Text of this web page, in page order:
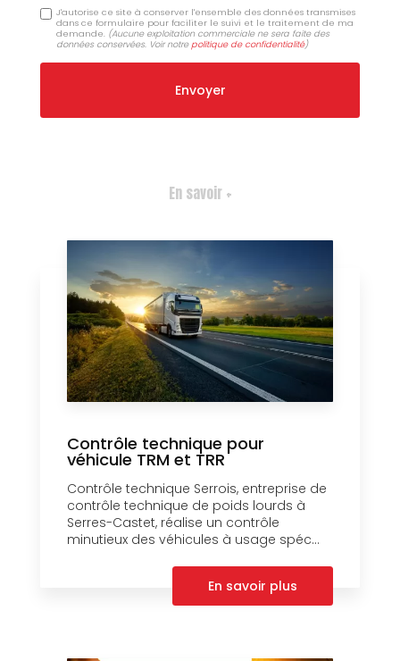
J'autorise ce site à conserver l'ensemble des données transmises
dans ce formulaire pour faciliter le suivi et le traitement de ma
demande. (Aucune exploitation commerciale ne sera faite des
données conservées. Voir notrepolitique de confidentialité)
En savoir +
Contrôle technique pour
véhicule TRM et TRR
Contrôle technique Serrois, entreprise de
contrôle technique de poids lourds à
Serres-Castet, réalise un contrôle
minutieux des véhicules à usage spéc...
En savoir plus